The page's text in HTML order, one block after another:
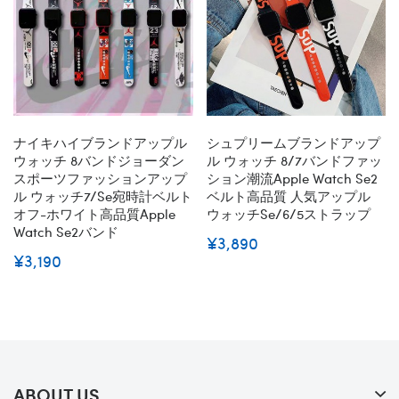
ナイキハイブランドアップル
ウォッチ 8バンドジョーダン
スポーツファッションアップ
ル ウォッチ7/se宛時計ベルト
オフ-ホワイト高品質apple
Watch Se2バンド
¥3,190
シュプリームブランドアップ
ル ウォッチ 8/7バンドファッ
ション潮流Apple Watch Se2
ベルト高品質 人気アップル
ウォッチse/6/5ストラップ
¥3,890